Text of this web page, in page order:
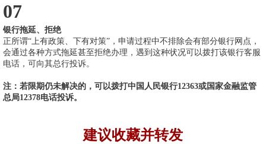
07
银行拖延、拒绝
正所谓“上有政策、下有对策”，申请过程中不排除会有部分银行网点，
会通过各种方式拖延甚至拒绝办理，遇到这种状况可以拨打该银行客服
电话，可向其总行投诉。
注：若限期仍未解决的，可以拨打中国人民银行12363或国家金融监管
总局12378电话投诉。
建议收藏并转发